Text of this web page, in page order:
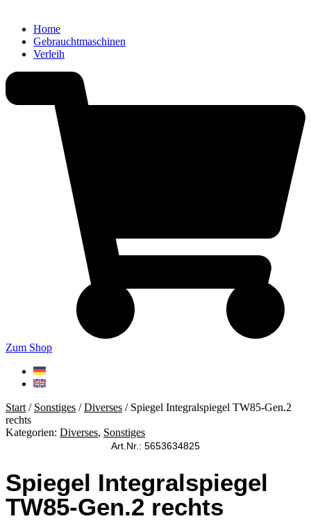
Home
Gebrauchtmaschinen
Verleih
Zum Shop
Start / Sonstiges /Diverses / Spiegel Integralspiegel TW85-Gen.2
rechts
Kategorien: Diverses, Sonstiges
Art.Nr.: 5653634825
Spiegel Integralspiegel
TW85-Gen.2 rechts